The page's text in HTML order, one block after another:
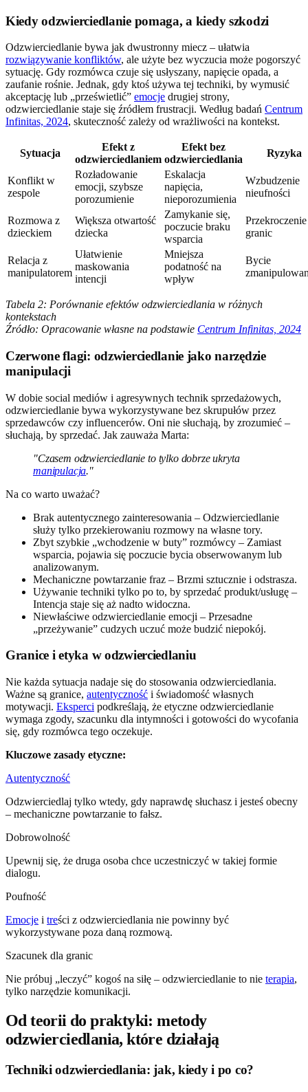
Kiedy odzwierciedlanie pomaga, a kiedy szkodzi
Odzwierciedlanie bywa jak dwustronny miecz – ułatwia
rozwiązywanie konfliktów, ale użyte bez wyczucia może pogorszyć
sytuację. Gdy rozmówca czuje się usłyszany, napięcie opada, a
zaufanie rośnie. Jednak, gdy ktoś używa tej techniki, by wymusić
akceptację lub „prześwietlić” emocje drugiej strony,
odzwierciedlanie staje się źródłem frustracji. Według badań Centrum
Infinitas, 2024, skuteczność zależy od wrażliwości na kontekst.
Sytuacja
Efekt z
odzwierciedlaniem
Efekt bez
odzwierciedlania
Ryzyka
Konflikt w
zespole
Rozładowanie
emocji, szybsze
porozumienie
Eskalacja
napięcia,
nieporozumienia
Wzbudzenie
nieufności
Rozmowa z
dzieckiem
Większa otwartość
dziecka
Zamykanie się,
poczucie braku
wsparcia
Przekroczenie
granic
Relacja z
manipulatorem
Ułatwienie
maskowania
intencji
Mniejsza
podatność na
wpływ
Bycie
Tabela 2: Porównanie efektów odzwierciedlania w różnych
kontekstach
Źródło: Opracowanie własne na podstawie Centrum Infinitas, 2024
Czerwone flagi: odzwierciedlanie jako narzędzie
manipulacji
W dobie social mediów i agresywnych technik sprzedażowych,
odzwierciedlanie bywa wykorzystywane bez skrupułów przez
sprzedawców czy influencerów. Oni nie słuchają, by zrozumieć –
słuchają, by sprzedać. Jak zauważa Marta:
"Czasem odzwierciedlanie to tylko dobrze ukryta
manipulacja."
Na co warto uważać?
Brak autentycznego zainteresowania – Odzwierciedlanie
służy tylko przekierowaniu rozmowy na własne tory.
Zbyt szybkie „wchodzenie w buty” rozmówcy – Zamiast
wsparcia, pojawia się poczucie bycia obserwowanym lub
analizowanym.
Mechaniczne powtarzanie fraz – Brzmi sztucznie i odstrasza.
Używanie techniki tylko po to, by sprzedać produkt/usługę –
Intencja staje się aż nadto widoczna.
Niewłaściwe odzwierciedlanie emocji – Przesadne
„przeżywanie” cudzych uczuć może budzić niepokój.
Granice i etyka w odzwierciedlaniu
Nie każda sytuacja nadaje się do stosowania odzwierciedlania.
Ważne są granice, autentyczność i świadomość własnych
motywacji. Eksperci podkreślają, że etyczne odzwierciedlanie
wymaga zgody, szacunku dla intymności i gotowości do wycofania
się, gdy rozmówca tego oczekuje.
Kluczowe zasady etyczne:
Autentyczność
Odzwierciedlaj tylko wtedy, gdy naprawdę słuchasz i jesteś obecny
– mechaniczne powtarzanie to fałsz.
Dobrowolność
Upewnij się, że druga osoba chce uczestniczyć w takiej formie
dialogu.
Poufność
Emocje i treści z odzwierciedlania nie powinny być
wykorzystywane poza daną rozmową.
Szacunek dla granic
Nie próbuj „leczyć” kogoś na siłę – odzwierciedlanie to nie terapia,
tylko narzędzie komunikacji.
Od teorii do praktyki: metody
odzwierciedlania, które działają
Techniki odzwierciedlania: jak, kiedy i po co?